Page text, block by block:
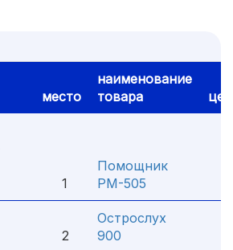
место
наименование
товара
1
Помощник
РМ-505
2
Острослух
900